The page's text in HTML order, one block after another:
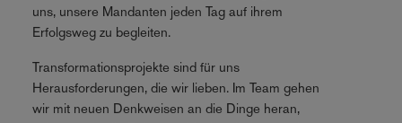
uns, unsere Mandanten jeden Tag auf ihrem
Erfolgsweg zu begleiten.
Transformationsprojekte sind für uns
Herausforderungen, die wir lieben. Im Team gehen
wir mit neuen Denkweisen an die Dinge heran,